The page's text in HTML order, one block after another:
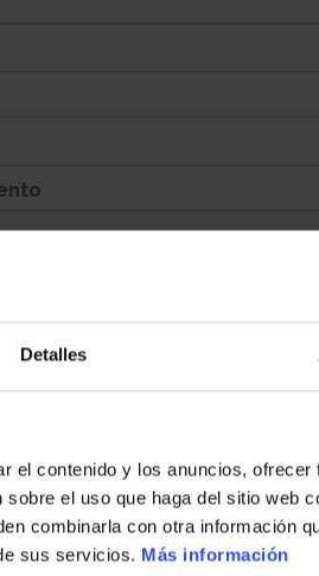
Detalles
el contenido y los anuncios,
el uso que haga del sitio web
combinarla con otra información
sus servicios. Más información